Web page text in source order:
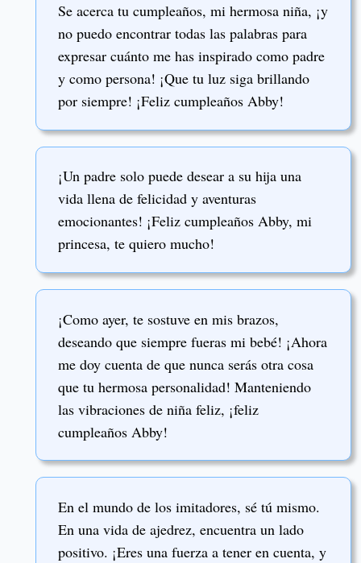
Se acerca tu cumpleaños, mi hermosa niña, ¡y
no puedo encontrar todas las palabras para
expresar cuánto me has inspirado como padre
y como persona! ¡Que tu luz siga brillando
por siempre! ¡Feliz cumpleaños Abby!
¡Un padre solo puede desear a su hija una
vida llena de felicidad y aventuras
emocionantes! ¡Feliz cumpleaños Abby, mi
princesa, te quiero mucho!
¡Como ayer, te sostuve en mis brazos,
deseando que siempre fueras mi bebé! ¡Ahora
me doy cuenta de que nunca serás otra cosa
que tu hermosa personalidad! Manteniendo
las vibraciones de niña feliz, ¡feliz
cumpleaños Abby!
En el mundo de los imitadores, sé tú mismo.
En una vida de ajedrez, encuentra un lado
positivo. ¡Eres una fuerza a tener en cuenta, y